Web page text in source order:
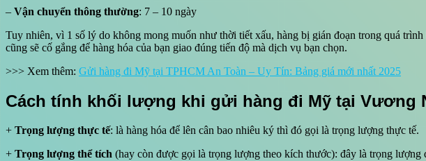
– Vận chuyển thông thường: 7 – 10 ngày
Tuy nhiên, vì 1 số lý do không mong muốn như thời tiết xấu, hàng bị gián đoạn trong quá
cũng sẽ cố gắng để hàng hóa của bạn giao đúng tiến độ mà dịch vụ bạn chọn.
>>> Xem thêm: Gửi hàng đi Mỹ tại TPHCM An Toàn – Uy Tín: Bảng giá mới nhất 2025
Cách tính khối lượng khi gửi hàng đi Mỹ tại Vương
+ Trọng lượng thực tế: là hàng hóa để lên cân bao nhiêu ký thì đó gọi là trọng lượng thực tế.
+ Trọng lượng thể tích (hay còn được gọi là trọng lượng theo kích thước): đây là trọng